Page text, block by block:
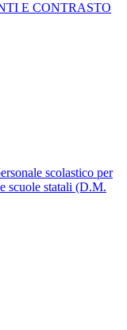
E CONTRASTO
scolastico per
scuole statali (D.M.